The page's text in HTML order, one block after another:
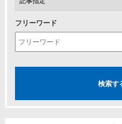
フリーワード